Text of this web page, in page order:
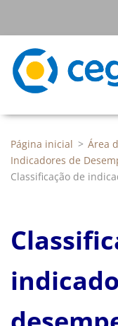
Página inicial > Área
Indicadores de
Classificação de